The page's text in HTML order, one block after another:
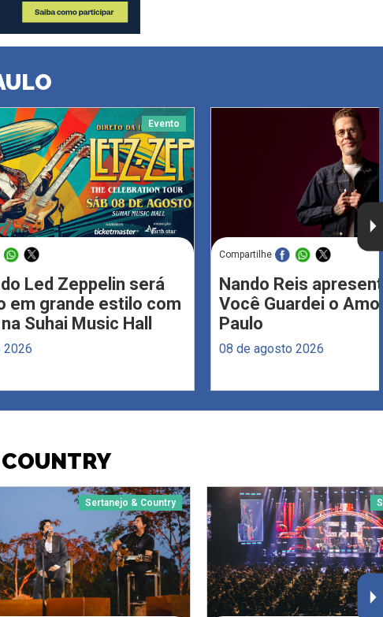
Evento
Led Zeppelin será
em grande estilo com
Suhai Music Hall
2026
Compartilhe
Nando Reis
Você Guardei o
Paulo
08 de agosto 2026
Sertanejo & Country